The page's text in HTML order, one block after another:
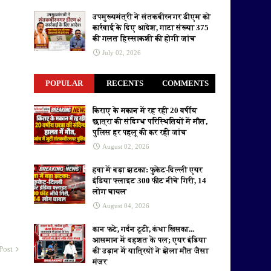
उपमुख्यमंत्री ने संतकबीरनगर डीएम को
कार्रवाई के दिए आदेश, गाटा संख्या 375
की गलत हिस्साकशी की होगी जांच
July 02, 2026
POPULAR RECENTS COMMENTS
किराए के मकान में रह रही 20 वर्षीय
छात्रा की संदिग्ध परिस्थितियों में मौत,
पुलिस हर पहलू की कर रही जांच
August 02, 2026
हवा में बड़ा झटका: फुकेट-दिल्ली एयर
इंडिया फ्लाइट 300 फीट नीचे गिरी, 14
लोग घायल
August 04, 2026
कान फटे, गर्दन टूटी, कंधा खिसका...
आसमान में दहशत के पल; एयर इंडिया
की उड़ान में यात्रियों ने झेला मौत जैसा
मंजर